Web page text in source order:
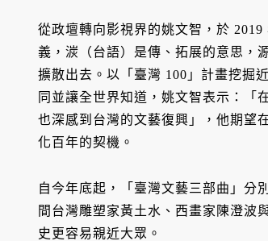
從政壇轉向影視界的姚文智，於
義，湠（台語）是傳、拓展的意思，
擴散出去。以「臺灣 100」計畫挖掘
同並讓全世界知道，姚文智表示：「
也深感到台灣的文藝復興」，他期望
化百年的契機。
自今年底起，「臺灣文藝三部曲」分
間台灣雕塑家黃土水、西畫家陳澄波
史更容易親近大眾。